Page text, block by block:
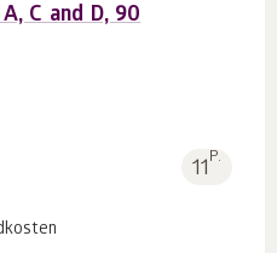
C and D, 90
11P.